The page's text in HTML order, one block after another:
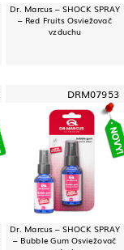
Dr. Marcus – SHOCK SPRAY
– Red Fruits Osviežovač
vzduchu
DRM07953
Dr. Marcus – SHOCK SPRAY
– Bubble Gum Osviežovač